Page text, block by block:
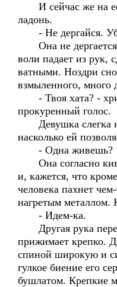
И сейчас же на
ладонь.
- Не дергайся.
Она не
воли падает из рук,
ватными. Ноздри
взмыленного, много
- Твоя хата? -
прокуренный голос.
Девушка слегка
насколько ей
- Одна живешь?
Она согласно
и, кажется, что
человека пахнет
нагретым металлом.
- Идем-ка.
Другая рука
прижимает крепко.
спиной широкую и
гулкое биение его
бушлатом. Крепкие